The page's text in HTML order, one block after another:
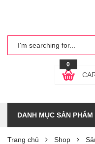
0
DANH MỤC SẢN PHẨM
Trang chủ Shop